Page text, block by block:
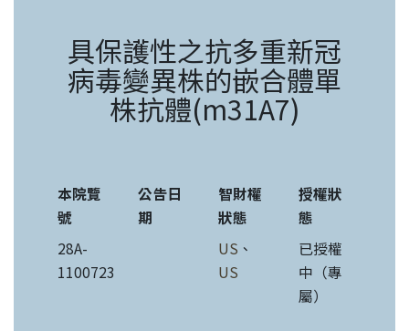
具保護性之抗多重新冠
病毒變異株的嵌合體單
株抗體(m31A7)
本院覽
號
28A-
1100723
公告日
期
智財權
狀態
US 、
US
授權狀
態
已授權
中（專
屬）